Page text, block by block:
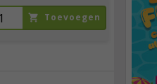
Toevoegen